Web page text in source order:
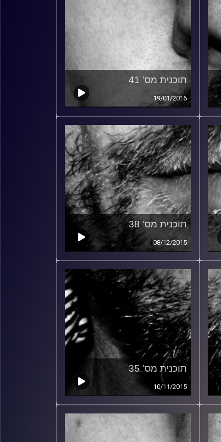
תוכנית מס' 41
19/01/2016
תוכנית מס' 38
08/12/2015
תוכנית מס' 35
10/11/2015